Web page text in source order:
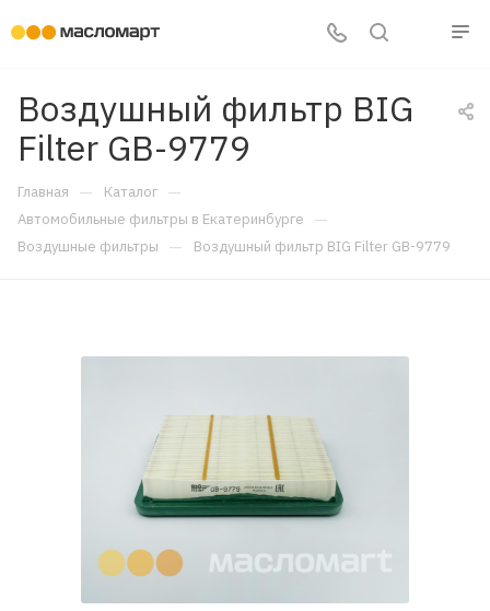
Воздушный фильтр BIG
Filter GB-9779
Главная — Каталог —
Автомобильные фильтры в Екатеринбурге —
Воздушные фильтры — Воздушный фильтр BIG Filter GB-9779